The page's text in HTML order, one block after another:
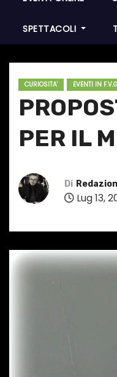
SPETTACOLI
CURIOSITA' EVENTI IN
PER IL
Di
Lug 13,